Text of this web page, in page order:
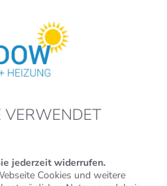
VERWENDET
jederzeit widerrufen.
Cookies und weitere